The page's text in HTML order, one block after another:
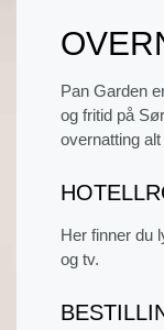
Pan Garden
og fritid på
overnatting
Her finner du
og tv.